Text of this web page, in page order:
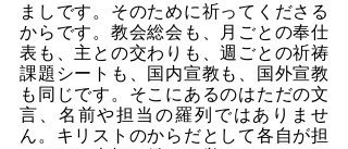
ましです。そのために祈ってくださる
からです。教会総会も、月ごとの奉仕
表も、主との交わりも、週ごとの祈祷
課題シートも、国内宣教も、国外宣教
も同じです。そこにあるのはただの文
言、名前や担当の羅列ではありませ
ん。キリストのからだとして各自が担